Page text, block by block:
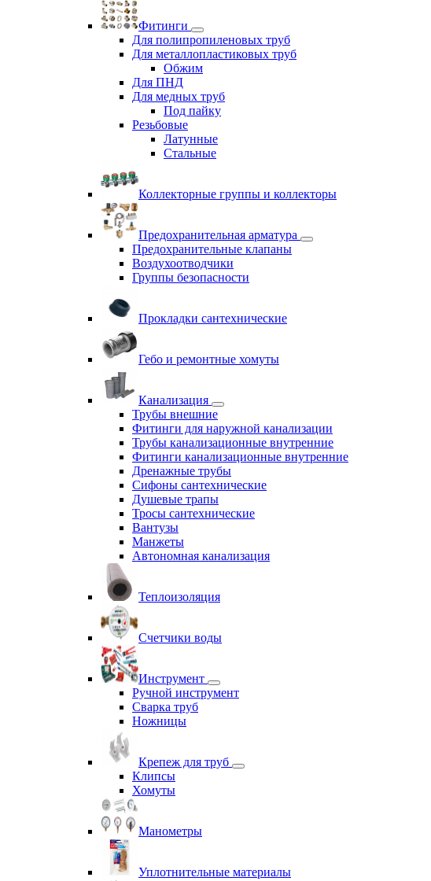
Фитинги
Для полипропиленовых труб
Для металлопластиковых труб
Обжим
Для ПНД
Для медных труб
Под пайку
Резьбовые
Латунные
Cтальные
Коллекторные группы и коллекторы
Предохранительная арматура
Предохранительные клапаны
Воздухоотводчики
Группы безопасности
Прокладки сантехнические
Гебо и ремонтные хомуты
Канализация
Трубы внешние
Фитинги для наружной канализации
Трубы канализационные внутренние
Фитинги канализационные внутренние
Дренажные трубы
Сифоны сантехнические
Душевые трапы
Тросы сантехнические
Вантузы
Манжеты
Автономная канализация
Теплоизоляция
Счетчики воды
Инструмент
Ручной инструмент
Сварка труб
Ножницы
Крепеж для труб
Клипсы
Хомуты
Манометры
Уплотнительные материалы